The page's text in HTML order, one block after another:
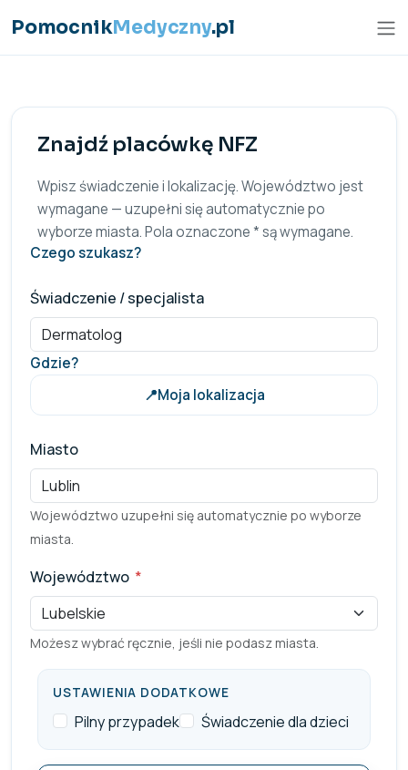
PomocnikMedyczny.pl
Znajdź placówkę NFZ
Wpisz świadczenie i lokalizację. Województwo jest
wymagane — uzupełni się automatycznie po
wyborze miasta. Pola oznaczone * są wymagane.
Czego szukasz?
Świadczenie / specjalista
Gdzie?
📍Moja lokalizacja
Miasto
Województwo uzupełni się automatycznie po wyborze
miasta.
Województwo *
Pole wymagane
Możesz wybrać ręcznie, jeśli nie podasz miasta.
USTAWIENIA DODATKOWE
Pilny przypadek Świadczenie dla dzieci